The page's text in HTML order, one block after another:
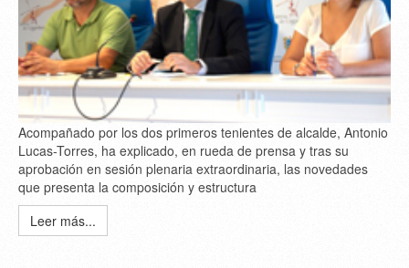
Acompañado por los dos primeros tenientes de alcalde, Antonio
Lucas-Torres, ha explicado, en rueda de prensa y tras su
aprobación en sesión plenaria extraordinaria, las novedades
que presenta la composición y estructura
Leer más...